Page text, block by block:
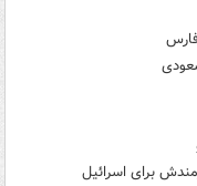
برای اسرائیل